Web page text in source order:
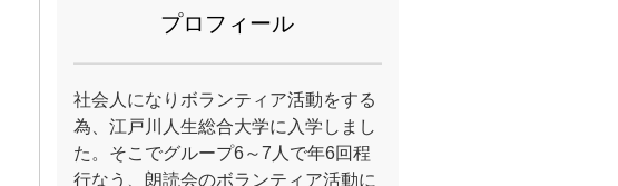
プロフィール
社会人になりボランティア活動をする
為、江戸川人生総合大学に入学しまし
た。そこでグループ6～7人で年6回程
行なう、朗読会のボランティア活動に